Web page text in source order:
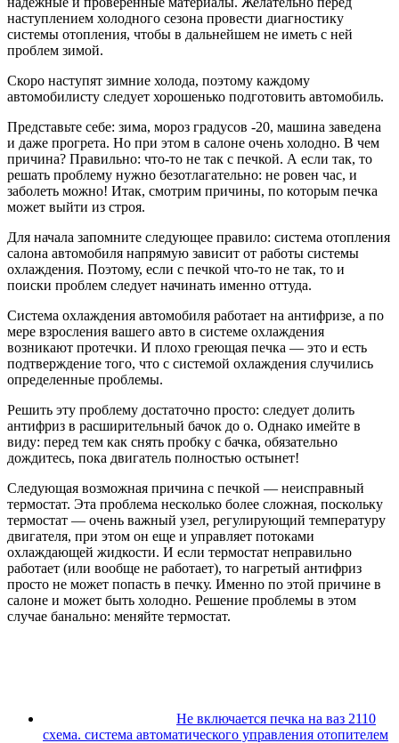
наступлением холодного сезона провести диагностику
системы отопления, чтобы в дальнейшем не иметь с ней
проблем зимой.
Скоро наступят зимние холода, поэтому каждому
автомобилисту следует хорошенько подготовить автомобиль.
Представьте себе: зима, мороз градусов -20, машина заведена
и даже прогрета. Но при этом в салоне очень холодно. В чем
причина? Правильно: что-то не так с печкой. А если так, то
решать проблему нужно безотлагательно: не ровен час, и
заболеть можно! Итак, смотрим причины, по которым печка
может выйти из строя.
Для начала запомните следующее правило: система отопления
салона автомобиля напрямую зависит от работы системы
охлаждения. Поэтому, если с печкой что-то не так, то и
поиски проблем следует начинать именно оттуда.
Система охлаждения автомобиля работает на антифризе, а по
мере взросления вашего авто в системе охлаждения
возникают протечки. И плохо греющая печка — это и есть
подтверждение того, что с системой охлаждения случились
определенные проблемы.
Решить эту проблему достаточно просто: следует долить
антифриз в расширительный бачок до о. Однако имейте в
виду: перед тем как снять пробку с бачка, обязательно
дождитесь, пока двигатель полностью остынет!
Следующая возможная причина с печкой — неисправный
термостат. Эта проблема несколько более сложная, поскольку
термостат — очень важный узел, регулирующий температуру
двигателя, при этом он еще и управляет потоками
охлаждающей жидкости. И если термостат неправильно
работает (или вообще не работает), то нагретый антифриз
просто не может попасть в печку. Именно по этой причине в
салоне и может быть холодно. Решение проблемы в этом
случае банально: меняйте термостат.
Не включается печка на ваз 2110
схема. система автоматического управления отопителем